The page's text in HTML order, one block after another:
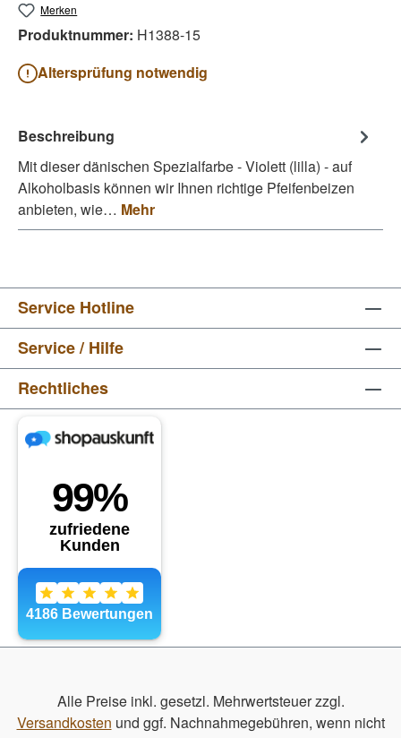
Merken
Produktnummer: H1388-15
Altersprüfung notwendig
Beschreibung
Mit dieser dänischen Spezialfarbe - Violett (lilla) - auf
Alkoholbasis können wir Ihnen richtige Pfeifenbeizen
anbieten, wie… Mehr
Service Hotline
Service / Hilfe
Rechtliches
Alle Preise inkl. gesetzl. Mehrwertsteuer zzgl.
Versandkosten und ggf. Nachnahmegebühren, wenn nicht